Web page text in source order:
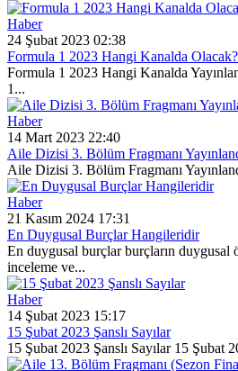
Haber
24 Şubat 2023 02:38
Formula 1 2023 Hangi Kanalda Olacak?
Formula 1 2023 Hangi Kanalda
1...
Haber
14 Mart 2023 22:40
Aile Dizisi 3. Bölüm Fragmanı
Aile Dizisi 3. Bölüm Fragmanı
Haber
21 Kasım 2024 17:31
En Duygusal Burçlar Hangileridir
En duygusal burçlar burçların
inceleme ve...
Haber
14 Şubat 2023 15:17
15 Şubat 2023 Şanslı Sayılar
15 Şubat 2023 Şanslı Sayılar 15 Şubat